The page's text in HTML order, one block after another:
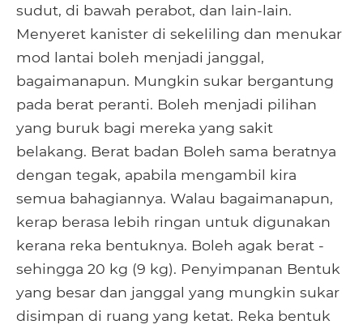
sudut, di bawah perabot, dan lain-lain.
Menyeret kanister di sekeliling dan menukar
mod lantai boleh menjadi janggal,
bagaimanapun. Mungkin sukar bergantung
pada berat peranti. Boleh menjadi pilihan
yang buruk bagi mereka yang sakit
belakang. Berat badan Boleh sama beratnya
dengan tegak, apabila mengambil kira
semua bahagiannya. Walau bagaimanapun,
kerap berasa lebih ringan untuk digunakan
kerana reka bentuknya. Boleh agak berat -
sehingga 20 kg (9 kg). Penyimpanan Bentuk
yang besar dan janggal yang mungkin sukar
disimpan di ruang yang ketat. Reka bentuk